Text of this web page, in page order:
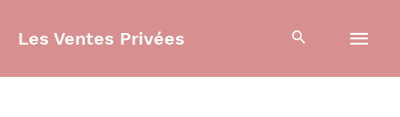
Les Ventes Privées